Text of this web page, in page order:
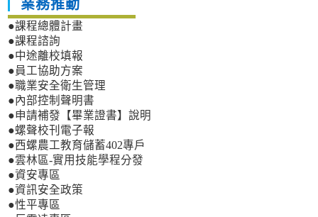
業務推動
●課程總體計畫
●課程諮詢
●中途離校填報
●員工協助方案
●職業安全衛生管理
●內部控制聲明書
●申請補發【畢業證書】說明
●螺聲校刊電子報
●西螺農工教育儲蓄402專戶
●雲林區-實用技能學程分發
●資安專區
●資訊安全政策
●性平專區